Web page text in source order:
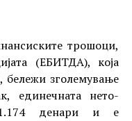
трошоци,
(ЕБИТДА), која
бележи зголемување
единечната нето-
денари и е